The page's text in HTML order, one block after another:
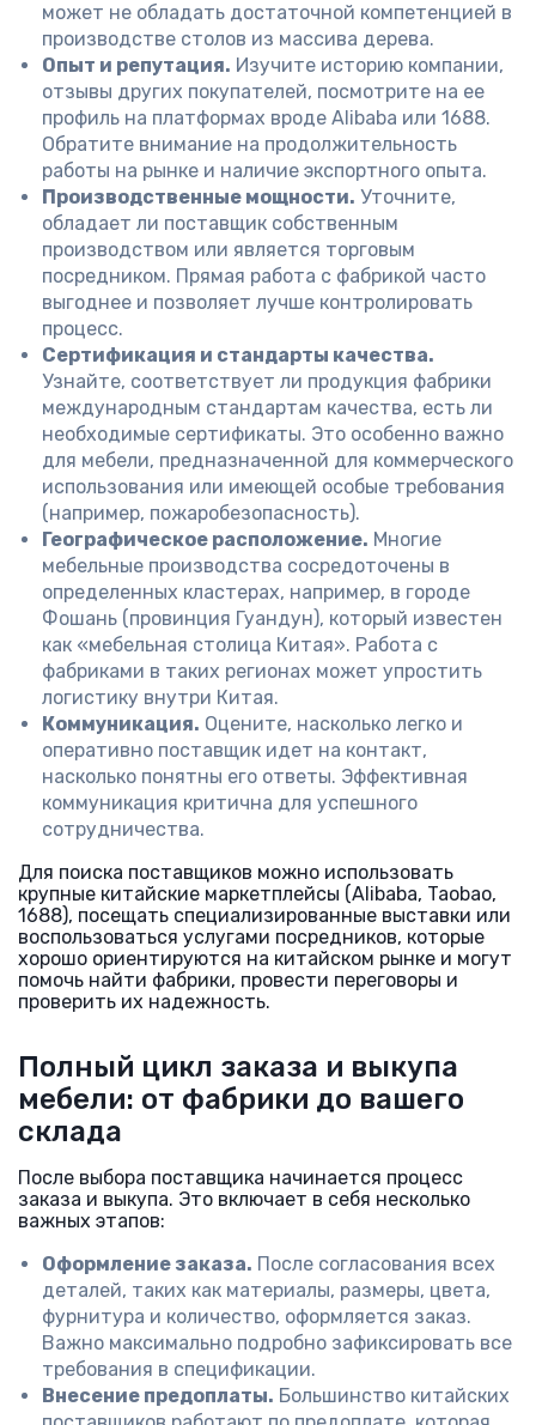
может не обладать достаточной компетенцией в
производстве столов из массива дерева.
Опыт и репутация. Изучите историю компании,
отзывы других покупателей, посмотрите на ее
профиль на платформах вроде Alibaba или 1688.
Обратите внимание на продолжительность
работы на рынке и наличие экспортного опыта.
Производственные мощности. Уточните,
обладает ли поставщик собственным
производством или является торговым
посредником. Прямая работа с фабрикой часто
выгоднее и позволяет лучше контролировать
процесс.
Сертификация и стандарты качества.
Узнайте, соответствует ли продукция фабрики
международным стандартам качества, есть ли
необходимые сертификаты. Это особенно важно
для мебели, предназначенной для коммерческого
использования или имеющей особые требования
(например, пожаробезопасность).
Географическое расположение. Многие
мебельные производства сосредоточены в
определенных кластерах, например, в городе
Фошань (провинция Гуандун), который известен
как «мебельная столица Китая». Работа с
фабриками в таких регионах может упростить
логистику внутри Китая.
Коммуникация. Оцените, насколько легко и
оперативно поставщик идет на контакт,
насколько понятны его ответы. Эффективная
коммуникация критична для успешного
сотрудничества.
Для поиска поставщиков можно использовать
крупные китайские маркетплейсы (Alibaba, Taobao,
1688), посещать специализированные выставки или
воспользоваться услугами посредников, которые
хорошо ориентируются на китайском рынке и могут
помочь найти фабрики, провести переговоры и
проверить их надежность.
Полный цикл заказа и выкупа
мебели: от фабрики до вашего
склада
После выбора поставщика начинается процесс
заказа и выкупа. Это включает в себя несколько
важных этапов:
Оформление заказа. После согласования всех
деталей, таких как материалы, размеры, цвета,
фурнитура и количество, оформляется заказ.
Важно максимально подробно зафиксировать все
требования в спецификации.
Внесение предоплаты. Большинство китайских